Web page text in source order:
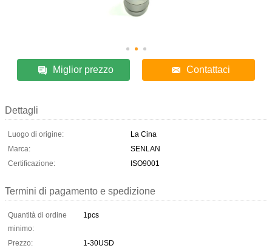
Miglior prezzo Contattaci
Dettagli
Luogo di origine:
La Cina
Marca:
SENLAN
Certificazione:
ISO9001
Termini di pagamento e spedizione
Quantità di ordine
minimo:
1pcs
Prezzo:
1-30USD